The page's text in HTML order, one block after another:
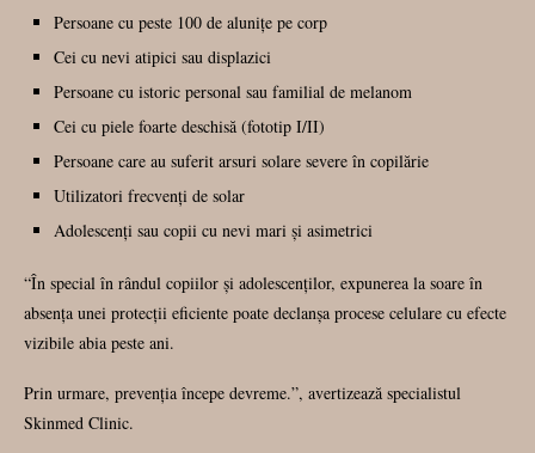
Persoane cu peste 100 de alunițe pe corp
Cei cu nevi atipici sau displazici
Persoane cu istoric personal sau familial de melanom
Cei cu piele foarte deschisă (fototip I/II)
Persoane care au suferit arsuri solare severe în copilărie
Utilizatori frecvenți de solar
Adolescenți sau copii cu nevi mari și asimetrici
“În special în rândul copiilor și adolescenților, expunerea la soare în
absența unei protecții eficiente poate declanșa procese celulare cu efecte
vizibile abia peste ani.
Prin urmare, prevenția începe devreme.”, avertizează specialistul
Skinmed Clinic.